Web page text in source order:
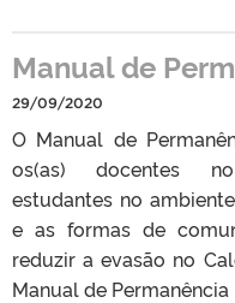
Manual de
29/09/2020
O Manual de
os(as) docentes no
estudantes no
e as formas de
reduzir a evasão no
Manual de Permanência